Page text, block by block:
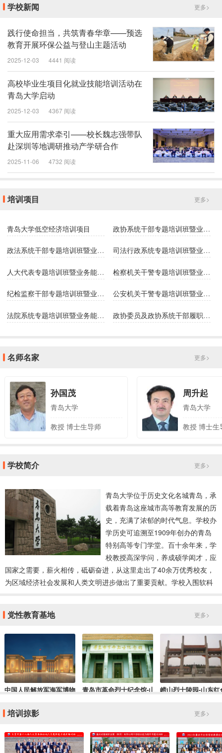
学校新闻 更多>
践行使命担当，共筑青春华章——预选
教育开展环保公益与登山主题活动
2025-12-03 4441 阅读
高校毕业生项目化就业技能培训活动在
青岛大学启动
2025-12-03 4367 阅读
重大应用需求牵引——校长魏志强带队
赴深圳等地调研推动产学研合作
2025-11-06 4732 阅读
培训项目 更多>
青岛大学低空经济培训项目 政协系统干部专题培训班暨业务能力提升培训班
政法系统干部专题培训班暨业务能力提升培训班 司法行政系统专题培训班暨业务能力提升培训班
人大代表专题培训班暨业务能力提升培训班 检察机关干警专题培训班暨业务能力提升培训班
纪检监察干部专题培训班暨业务能力提升培训班 公安机关干警专题培训班暨业务能力提升培训班
法院系统专题培训班暨业务能力提升培训班 政协委员及政协系统干部履职能力提升培训班
名师名家 更多>
孙国茂
青岛大学
教授 博士生导师
周升起
青岛大学
教授 博士生
学校简介 更多>
青岛大学位于历史文化名城青岛，承
载着青岛这座城市高等教育发展的历
史，充满了浓郁的时代气息。学校办
学历史可追溯至1909年创办的青岛
特别高等专门学堂。百十余年来，学
校教授高深学问，养成硕学闳才，应
国家之需要，薪火相传，砥砺奋进，从这里走出了40余万优秀校友，
为区域经济社会发展和人类文明进步做出了重要贡献。学校入围软科
发挥医学学科、师范学科独特优势和品牌优势，推进市校共建青岛大
党性教育基地 更多>
中国人民解放军海军博物馆-山东干部培训红色教育基地
青岛市革命烈士纪念馆-山东红色培训基地
崂山烈士陵园-山东
培训掠影 更多>